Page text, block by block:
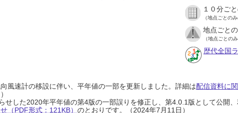
１０分ご
（地点ごとの
地点ごと
（地点ごとの
歴代全国
風速計の移設に伴い、平年値の一部を更新しました。詳細は配信資料に
せした2020年平年値の第4版の一部誤りを修正し、第4.0.1版として公開
（PDF形式：121KB） のとおりです。（2024年7月11日）